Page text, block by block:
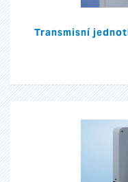
Transmisní